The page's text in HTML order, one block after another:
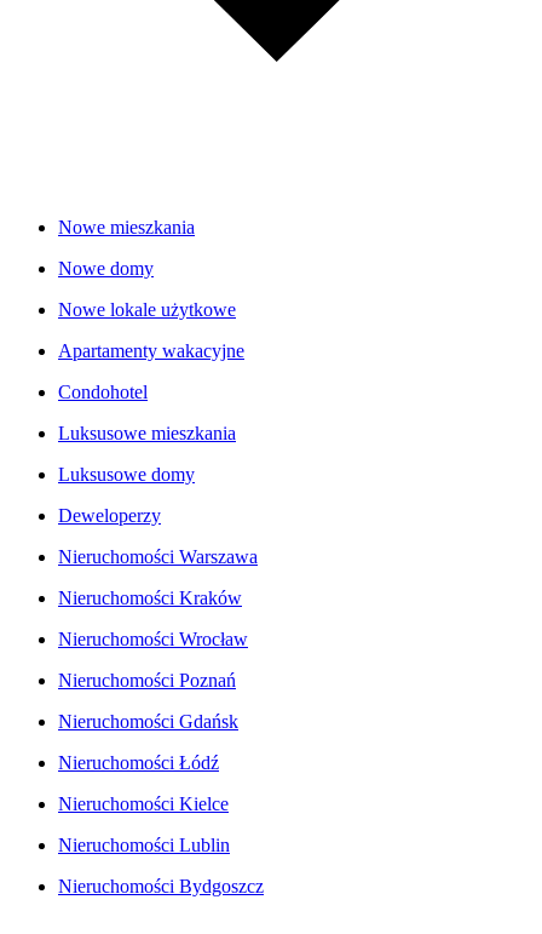
Nowe mieszkania
Nowe domy
Nowe lokale użytkowe
Apartamenty wakacyjne
Condohotel
Luksusowe mieszkania
Luksusowe domy
Deweloperzy
Nieruchomości Warszawa
Nieruchomości Kraków
Nieruchomości Wrocław
Nieruchomości Poznań
Nieruchomości Gdańsk
Nieruchomości Łódź
Nieruchomości Kielce
Nieruchomości Lublin
Nieruchomości Bydgoszcz